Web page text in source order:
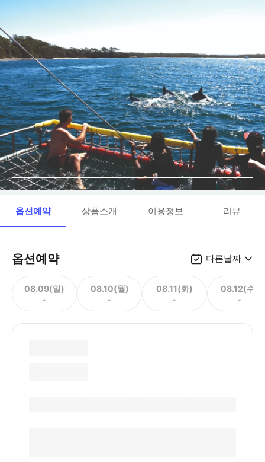
옵션예약 상품소개 이용정보 리뷰
옵션예약 다른날짜
08.09(일)
-
08.10(월)
-
08.11(화)
-
08.12(수)
-